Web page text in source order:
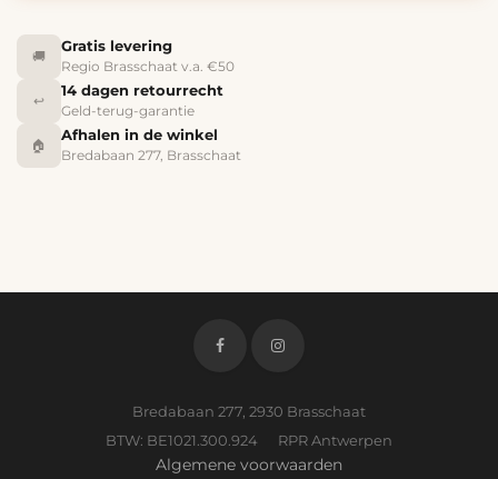
🚚
Gratis levering
Regio Brasschaat v.a. €50
↩️
14 dagen retourrecht
Geld-terug-garantie
🏠
Afhalen in de winkel
Bredabaan 277, Brasschaat
Bredabaan 277, 2930 Brasschaat
BTW: BE1021.300.924 RPR Antwerpen
Algemene voorwaarden